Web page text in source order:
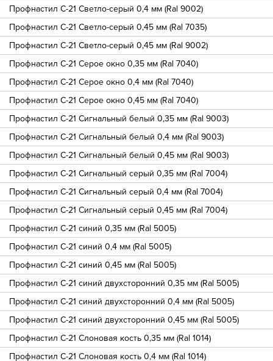
Профнастил С-21 Светло-серый 0,4 мм (Ral 9002)
Профнастил С-21 Светло-серый 0,45 мм (Ral 7035)
Профнастил С-21 Светло-серый 0,45 мм (Ral 9002)
Профнастил С-21 Серое окно 0,35 мм (Ral 7040)
Профнастил С-21 Серое окно 0,4 мм (Ral 7040)
Профнастил С-21 Серое окно 0,45 мм (Ral 7040)
Профнастил С-21 Сигнальный белый 0,35 мм (Ral 9003)
Профнастил С-21 Сигнальный белый 0,4 мм (Ral 9003)
Профнастил С-21 Сигнальный белый 0,45 мм (Ral 9003)
Профнастил С-21 Сигнальный серый 0,35 мм (Ral 7004)
Профнастил С-21 Сигнальный серый 0,4 мм (Ral 7004)
Профнастил С-21 Сигнальный серый 0,45 мм (Ral 7004)
Профнастил С-21 синий 0,35 мм (Ral 5005)
Профнастил С-21 синий 0,4 мм (Ral 5005)
Профнастил С-21 синий 0,45 мм (Ral 5005)
Профнастил С-21 синий двухсторонний 0,35 мм (Ral 5005)
Профнастил С-21 синий двухсторонний 0,4 мм (Ral 5005)
Профнастил С-21 синий двухсторонний 0,45 мм (Ral 5005)
Профнастил С-21 Слоновая кость 0,35 мм (Ral 1014)
Профнастил С-21 Слоновая кость 0,4 мм (Ral 1014)